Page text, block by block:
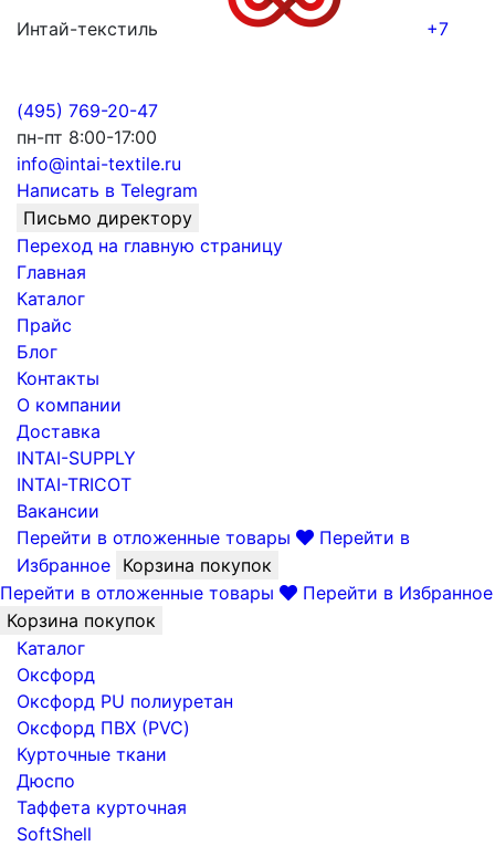
Интай-текстиль +7
(495) 769-20-47
пн-пт 8:00-17:00
info@intai-textile.ru
Написать в Telegram
Письмо директору
Переход на главную страницу
Главная
Каталог
Прайс
Блог
Контакты
О компании
Доставка
INTAI-SUPPLY
INTAI-TRICOT
Вакансии
Перейти в отложенные товары
Перейти в
Избранное Корзина покупок
Перейти в отложенные товары
Перейти в Избранное
Корзина покупок
Каталог
Оксфорд
Оксфорд PU полиуретан
Оксфорд ПВХ (PVC)
Курточные ткани
Дюспо
Таффета курточная
SoftShell